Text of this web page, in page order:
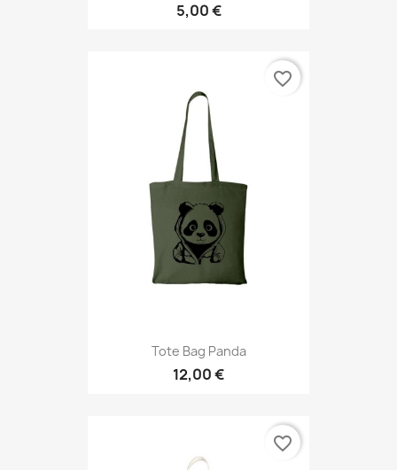
5,00 €
Tote Bag Panda
12,00 €
favorite_border
favorite_border